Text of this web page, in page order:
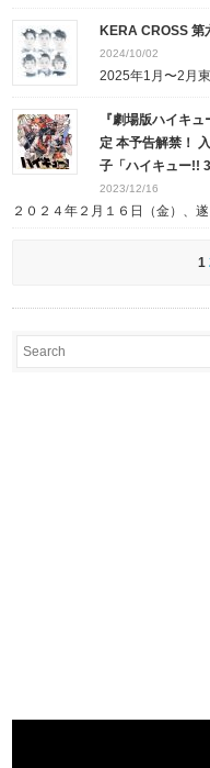
KERA CROSS 第
2024/10/02
2025年1月〜2月東
『劇場版ハイキ
定 本予告解禁！
子「ハイキュー!!
2023/12/16
２０２４年２月１６日（金）、遂
1